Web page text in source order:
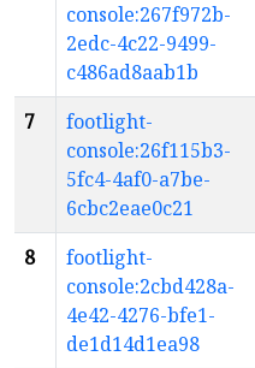
console:267f972b-
2edc-4c22-9499-
c486ad8aab1b
7
footlight-
console:26f115b3-
5fc4-4af0-a7be-
6cbc2eae0c21
8
footlight-
console:2cbd428a-
4e42-4276-bfe1-
de1d14d1ea98